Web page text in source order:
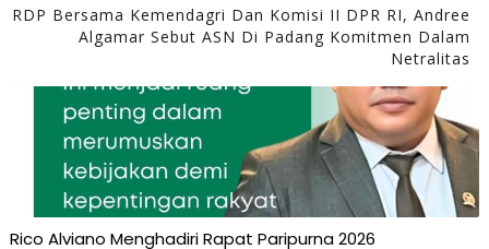
RDP Bersama Kemendagri Dan Komisi II DPR RI, Andree
Algamar Sebut ASN Di Padang Komitmen Dalam
Netralitas
Rico Alviano Menghadiri Rapat Paripurna 2026